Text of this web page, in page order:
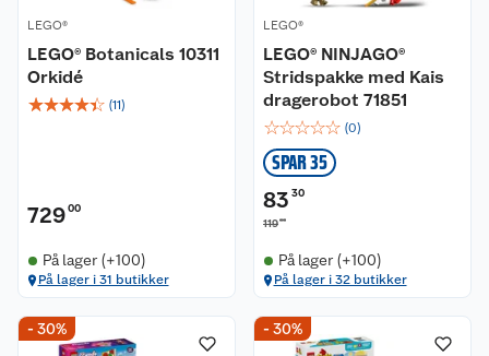
LEGO®
LEGO® Botanicals 10311
Orkidé
☆☆☆☆☆ (11)
72900
På lager (+100)
På lager i 31 butikker
LEGO®
LEGO® NINJAGO®
Stridspakke med Kais
dragerobot 71851
☆☆☆☆☆ (0)
SPAR 35
83 30
11900
På lager (+100)
På lager i 32 butikker
- 30% - 30%